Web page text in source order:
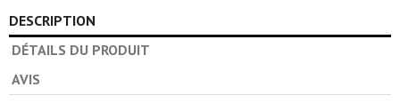
DESCRIPTION
DÉTAILS DU PRODUIT
AVIS